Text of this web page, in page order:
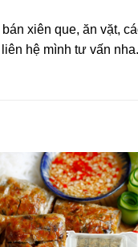
xiên que, ăn vặt,
hệ mình tư vấn nha.